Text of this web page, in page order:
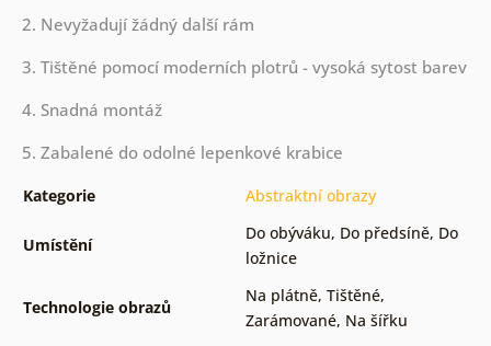
2. Nevyžadují žádný další rám
3. Tištěné pomocí moderních plotrů - vysoká sytost barev
4. Snadná montáž
5. Zabalené do odolné lepenkové krabice
Kategorie Abstraktní obrazy
Umístění
Do obýváku, Do předsíně, Do
ložnice
Technologie obrazů
Na plátně, Tištěné,
Zarámované, Na šířku